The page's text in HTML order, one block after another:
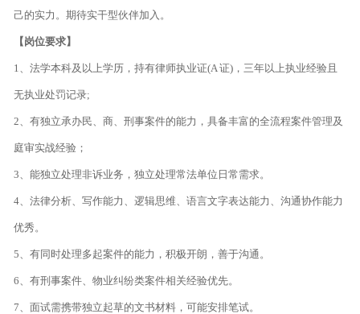
己的实力。期待实干型伙伴加入。
【岗位要求】
1、法学本科及以上学历，持有律师执业证(A 证)，三年以上执业经验且
无执业处罚记录;
2、有独立承办民、商、刑事案件的能力，具备丰富的全流程案件管理及
庭审实战经验；
3、能独立处理非诉业务，独立处理常法单位日常需求。
4、法律分析、写作能力、逻辑思维、语言文字表达能力、沟通协作能力
优秀。
5、有同时处理多起案件的能力，积极开朗，善于沟通。
6、有刑事案件、物业纠纷类案件相关经验优先。
7、面试需携带独立起草的文书材料，可能安排笔试。